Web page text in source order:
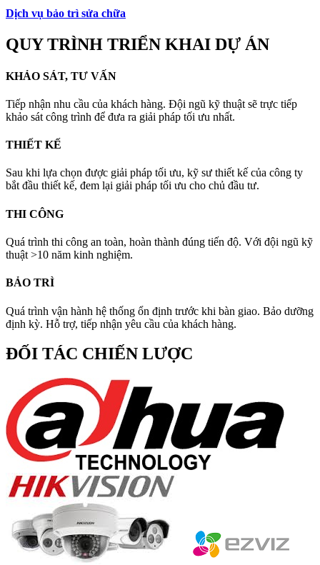
Dịch vụ bảo trì sửa chữa
QUY TRÌNH TRIỂN KHAI DỰ ÁN
KHẢO SÁT, TƯ VẤN
Tiếp nhận nhu cầu của khách hàng. Đội ngũ kỹ thuật sẽ trực tiếp
khảo sát công trình để đưa ra giải pháp tối ưu nhất.
THIẾT KẾ
Sau khi lựa chọn được giải pháp tối ưu, kỹ sư thiết kế của công ty
bắt đầu thiết kế, đem lại giải pháp tối ưu cho chủ đầu tư.
THI CÔNG
Quá trình thi công an toàn, hoàn thành đúng tiến độ. Với đội ngũ kỹ
thuật >10 năm kinh nghiệm.
BẢO TRÌ
Quá trình vận hành hệ thống ổn định trước khi bàn giao. Bảo dưỡng
định kỳ. Hỗ trợ, tiếp nhận yêu cầu của khách hàng.
ĐỐI TÁC CHIẾN LƯỢC